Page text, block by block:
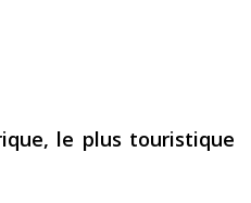
le plus touristique